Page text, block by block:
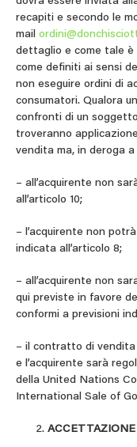
recapiti e secondo le
mail
dettaglio e come tale è
come definiti ai sensi
non eseguire ordini di
consumatori. Qualora
confronti di un
troveranno
vendita ma, in deroga
– all’acquirente non
all’articolo 10;
– l’acquirente non
indicata all’articolo 8;
– all’acquirente non
qui previste in favore
conformi a previsioni
– il contratto di
e l’acquirente sarà
della United Nations
International Sale of